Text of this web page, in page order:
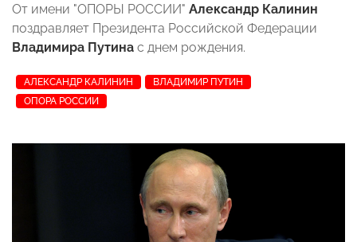
От имени "ОПОРЫ РОССИИ" Александр Калинин
поздравляет Президента Российской Федерации
Владимира Путина с днем рождения.
АЛЕКСАНДР КАЛИНИН
ВЛАДИМИР ПУТИН
ОПОРА РОССИИ